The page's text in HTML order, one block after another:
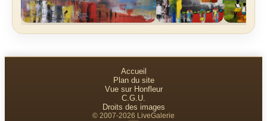
Accueil
Plan du site
Vue sur Honfleur
C.G.U.
Droits des images
© 2007-2026 LiveGalerie